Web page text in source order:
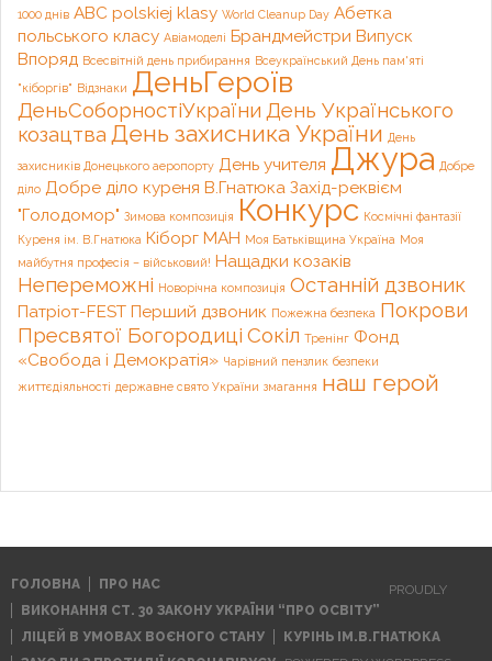
1000 днів ABC polskiej klasy World Cleanup Day Абетка
польського класу Авіамоделі Брандмейстри Випуск
Впоряд Всесвітній день прибирання Всеукраїнський День пам'яті
"кіборгів" Відзнаки ДеньГероїв
ДеньСоборностіУкраїни День Українського
козацтва День захисника України День
захисників Донецького аеропорту День учителя Джура Добре
діло Добре діло куреня В.Гнатюка Захід-реквієм
"Голодомор" Зимова композиція Конкурс Космічні фантазії
Куреня ім. В.Гнатюка Кіборг МАН Моя Батьківщина Україна Моя
майбутня професія – військовий! Нащадки козаків
Непереможні Новорічна композиція Останній дзвоник
Патріот-FEST Перший дзвоник Пожежна безпека Покрови
Пресвятої Богородиці Сокіл Тренінг Фонд
«Свобода і Демократія» Чарівний пензлик безпеки
життєдіяльності державне свято України змагання наш герой
ГОЛОВНА
ПРО НАС
ВИКОНАННЯ СТ. 30 ЗАКОНУ УКРАЇНИ “ПРО ОСВІТУ”
ЛІЦЕЙ В УМОВАХ ВОЄНОГО СТАНУ
КУРІНЬ ІМ.В.ГНАТЮКА
PROUDLY